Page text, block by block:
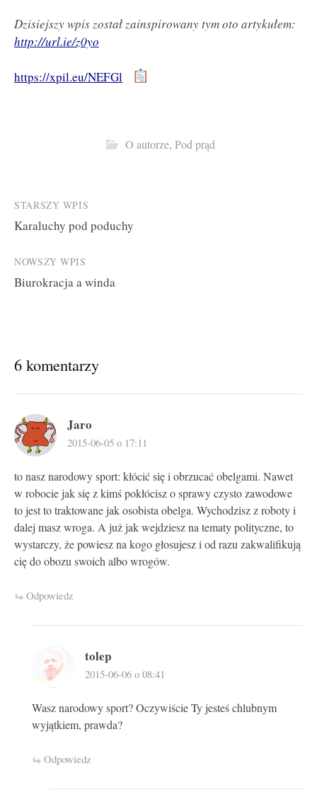
Dzisiejszy wpis został zainspirowany tym oto artykułem:
http://url.ie/z0yo
https://xpil.eu/NEFGl
O autorze, Pod prąd
Post
navigation
STARSZY WPIS
Karaluchy pod poduchy
NOWSZY WPIS
Biurokracja a winda
6 komentarzy
Jaro
2015-06-05 o 17:11
to nasz narodowy sport: kłócić się i obrzucać obelgami. Nawet
w robocie jak się z kimś pokłócisz o sprawy czysto zawodowe
to jest to traktowane jak osobista obelga. Wychodzisz z roboty i
dalej masz wroga. A już jak wejdziesz na tematy polityczne, to
wystarczy, że powiesz na kogo głosujesz i od razu zakwalifikują
cię do obozu swoich albo wrogów.
Odpowiedz
tolep
2015-06-06 o 08:41
Wasz narodowy sport? Oczywiście Ty jesteś chlubnym
wyjątkiem, prawda?
Odpowiedz